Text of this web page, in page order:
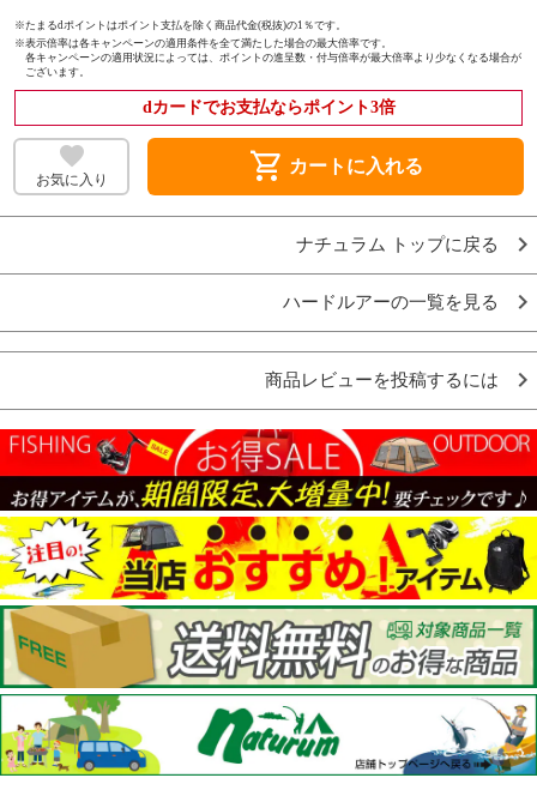
※たまるdポイントはポイント支払を除く商品代金(税抜)の1％です。
※表示倍率は各キャンペーンの適用条件を全て満たした場合の最大倍率です。
各キャンペーンの適用状況によっては、ポイントの進呈数・付与倍率が最大倍率より少なくなる場合が
ございます。
dカードでお支払ならポイント3倍
お気に入り shopping_cart カートに入れる
ナチュラム トップに戻る
ハードルアーの一覧を見る
商品レビューを投稿するには